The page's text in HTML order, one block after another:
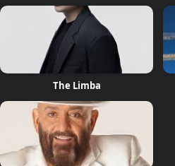
The Limba